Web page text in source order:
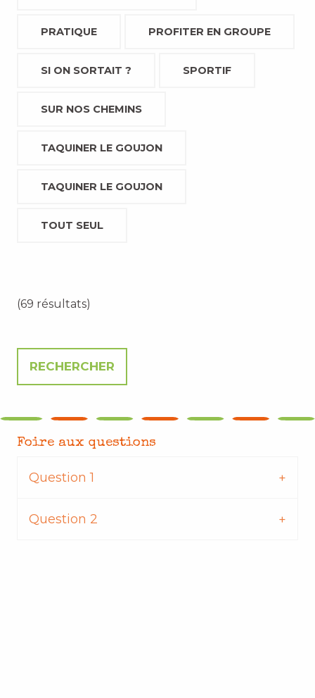
PRATIQUE PROFITER EN GROUPE
SI ON SORTAIT ? SPORTIF
SUR NOS CHEMINS
TAQUINER LE GOUJON
TAQUINER LE GOUJON
TOUT SEUL
(69 résultats)
Foire aux questions
Question 1
Question 2